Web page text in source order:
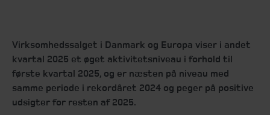
Virksomhedssalget i Danmark og Europa viser i andet
kvartal 2025 et øget aktivitetsniveau i forhold til
første kvartal 2025, og er næsten på niveau med
samme periode i rekordåret 2024 og peger på positive
udsigter for resten af 2025.